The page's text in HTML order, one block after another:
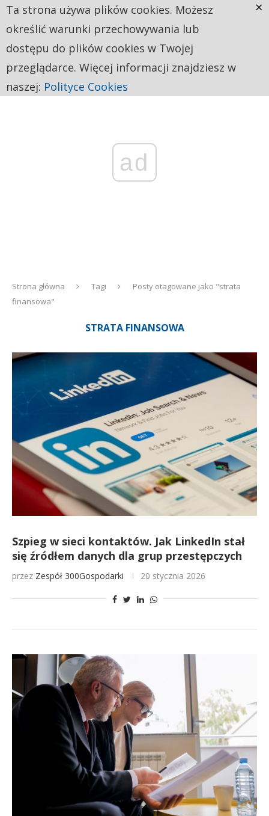
ad
Strona główna Tagi
Posty otagowane jako "strata
finansowa"
STRATA FINANSOWA
Szpieg w sieci kontaktów. Jak LinkedIn stał
się źródłem danych dla grup przestępczych
przez Zespół 300Gospodarki 20 stycznia 2026
Ta strona używa plików cookies. Możesz
określić warunki przechowywania lub
dostępu do plików cookies w Twojej
przeglądarce. Więcej informacji znajdziesz w
naszej: Polityce Cookies
×